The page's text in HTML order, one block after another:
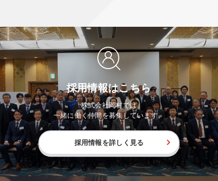
採用情報はこちら
株式会社岡村では
一緒に働く仲間を募集しています。
採用情報を詳しく見る